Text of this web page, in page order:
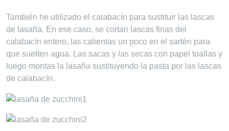
También he utilizado el calabacín para sustituir las lascas
de lasaña. En ese caso, se cortan lascas finas del
calabacín entero, las calientas un poco en el sartén para
que suelten agua. Las sacas y las secas con papel toallas y
luego montas la lasaña sustituyendo la pasta por las lascas
de calabacín.